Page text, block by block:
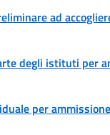
ad
degli istituti per
per